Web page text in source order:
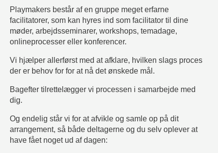
Playmakers består af en gruppe meget erfarne
facilitatorer, som kan hyres ind som facilitator til dine
møder, arbejdsseminarer, workshops, temadage,
onlineprocesser eller konferencer.
Vi hjælper allerførst med at afklare, hvilken slags proces
der er behov for for at nå det ønskede mål.
Bagefter tilrettelægger vi processen i samarbejde med
dig.
Og endelig står vi for at afvikle og samle op på dit
arrangement, så både deltagerne og du selv oplever at
have fået noget ud af dagen: